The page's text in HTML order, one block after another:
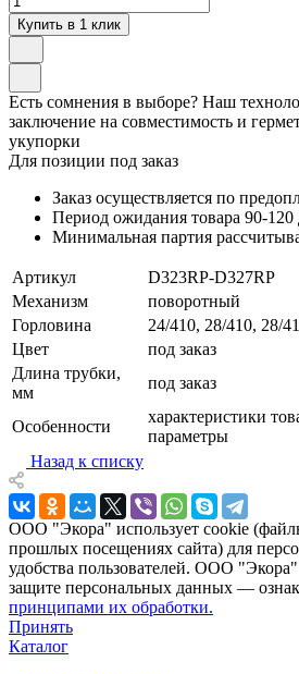
Купить в 1 клик
Есть сомнения в выборе? Наш
заключение на совместимость и
укупорки
Для позиции под заказ
Заказ осуществляется по
Период ожидания товара 90-120
Минимальная партия
Артикул
D323RP-D327RP
Механизм
поворотный
Горловина
24/410, 28/410, 28/
Цвет
под заказ
Длина трубки,
мм
под заказ
Особенности
характеристики
параметры
Назад к списку
ООО "Экора" использует cookie
прошлых посещениях сайта) для
удобства пользователей. ООО "Экора"
защите персональных данных —
принципами их обработки.
Принять
Каталог